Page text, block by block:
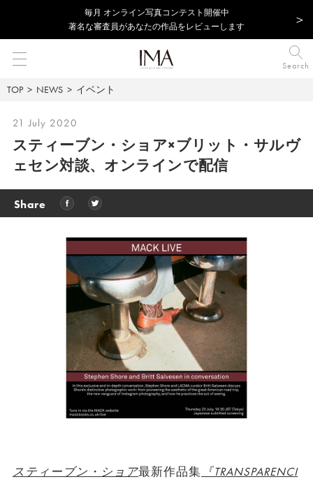
毎⽉ オンライン写真コンテスト開催中
著名な審査員があなたの作品をレビューします
Search
TOP NEWS イベント
21 July 2020
スティーブン・ショア×ブリット・サルヴ
ェセン対談、オンラインで配信
Share
スティーブン・ショア最新作品集 『TRANSPARENCI